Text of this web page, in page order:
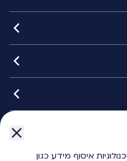
איסוף מידע כגון